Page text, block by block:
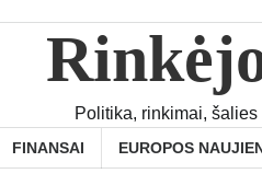
Politika, rinkimai,
FINANSAI EUROPOS